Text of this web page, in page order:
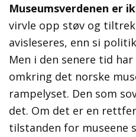
Museumsverdenen er
virvle opp støv og
avisleseres, enn si
Men i den senere tid
omkring det norske
rampelyset. Den som
det. Om det er en
tilstanden for museene